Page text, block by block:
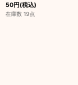
50円(税込)
在庫数 19点